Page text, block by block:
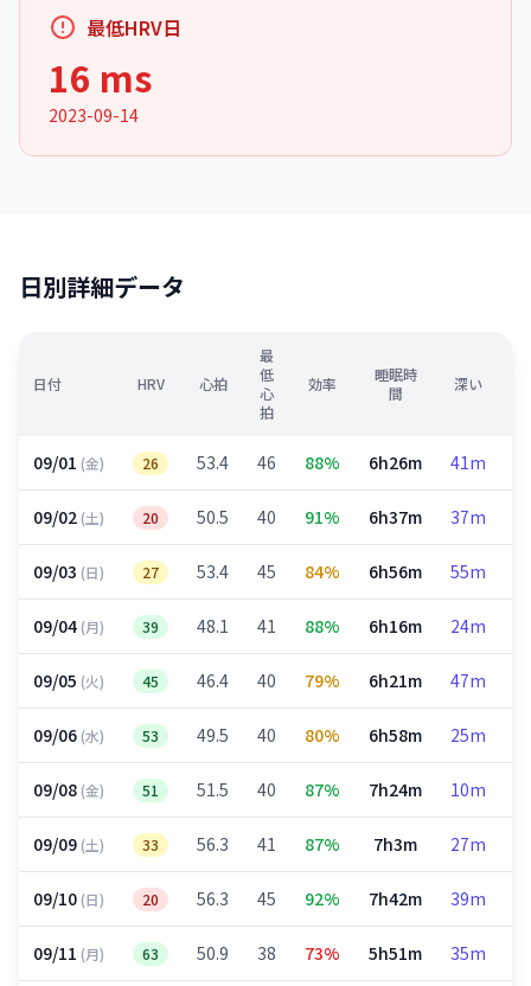
最低HRV日
16 ms
2023-09-14
日別詳細データ
日付 HRV 心拍
最
低
心
拍
効率
睡眠時
間
深い
09/01 (金) 26 53.4 46 88% 6h26m 41m
09/02(土) 20 50.5 40 91% 6h37m 37m
09/03 (日) 27 53.4 45 84% 6h56m 55m
09/04(月) 39 48.1 41 88% 6h16m 24m
09/05 (火) 45 46.4 40 79% 6h21m 47m
09/06(水) 53 49.5 40 80% 6h58m 25m
09/08(金) 51 51.5 40 87% 7h24m 10m
09/09(土) 33 56.3 41 87% 7h3m 27m
09/10(日) 20 56.3 45 92% 7h42m 39m
09/11 (月) 63 50.9 38 73% 5h51m 35m